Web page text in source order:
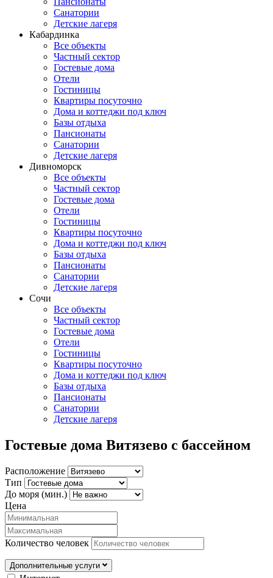
Санатории
Детские лагеря
Кабардинка
Все объекты
Частный сектор
Гостевые дома
Отели
Гостиницы
Квартиры посуточно
Дома и коттеджи под ключ
Базы отдыха
Пансионаты
Санатории
Детские лагеря
Дивноморск
Все объекты
Частный сектор
Гостевые дома
Отели
Гостиницы
Квартиры посуточно
Дома и коттеджи под ключ
Базы отдыха
Пансионаты
Санатории
Детские лагеря
Сочи
Все объекты
Частный сектор
Гостевые дома
Отели
Гостиницы
Квартиры посуточно
Дома и коттеджи под ключ
Базы отдыха
Пансионаты
Санатории
Детские лагеря
Гостевые дома Витязево с бассейном
Расположение
Тип
До моря (мин.)
Цена
Количество человек
Дополнительные услуги